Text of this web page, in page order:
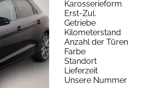
Karosserieform
Erst-Zul.
Getriebe
Kilometerstand
Anzahl der Türen
Farbe
Standort
Lieferzeit
Unsere Nummer